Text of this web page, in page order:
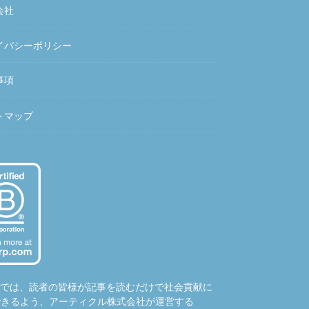
社
バシーポリシー
項
マップ
は、読者の皆様が記事を読むだけで社会貢献に
るよう、アーティクル株式会社が運営する